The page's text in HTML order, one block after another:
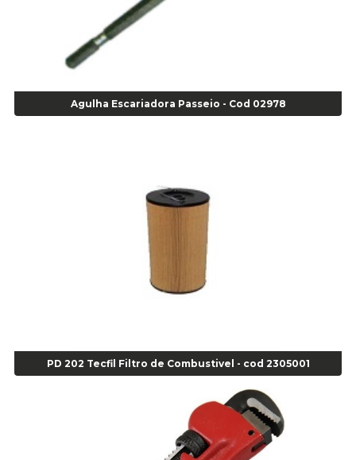
Alicate Bomba D Água - Cod 01326
Alicate Corte Diagonal - Cod 02138
Alicate Corte Frontal - Cod 02685
Alicate Corte Frontal - Cod 02685
Alicate de Corte Diagonal - cod 02138
Alicate para Anéis Externos Bico Reto - Gedore A2 - Cod 00894
Alicate para Anéis Externos com Bico Curvo - Gedore A21 - Cod 00895
Alicate para Anéis Internos Bico Curvo - Gedore J21 - Cod 00893
Alicate para Anéis Tipo Trava Câmbio 8134 Gedore - Cod 02008
Alicate para Balanceamento - Cod 03078
Alicate para trava de cambio 398 11" - Corneta - Cod 03113
Anel Centralizador Fiat 4 pçs - Amarelo - Cod 00517
Anel Centralizador GM 4 pçs - Azul - Cod 00519
Anel Centralizador Honda 4 pçs - Vermelho - Cod 01465
Anel Centralizador Peugeot 4pçs - Branco - Cod 01466
Agulha Escariadora Passeio - Cod 02978
PD 202 Tecfil Filtro de Combustivel - cod 2305001